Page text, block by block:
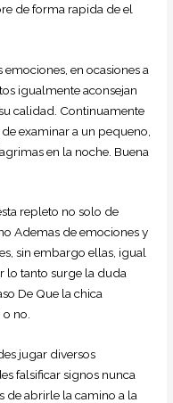
de forma rapida de el
en ocasiones a
igualmente aconsejan
calidad. Continuamente
examinar a un pequeno,
en la noche. Buena
repleto no solo de
Ademas de emociones y
sin embargo ellas, igual
lo tanto surge la duda
De Que la chica
o no.
jugar diversos
falsificar signos nunca
de abrirle la camino a la